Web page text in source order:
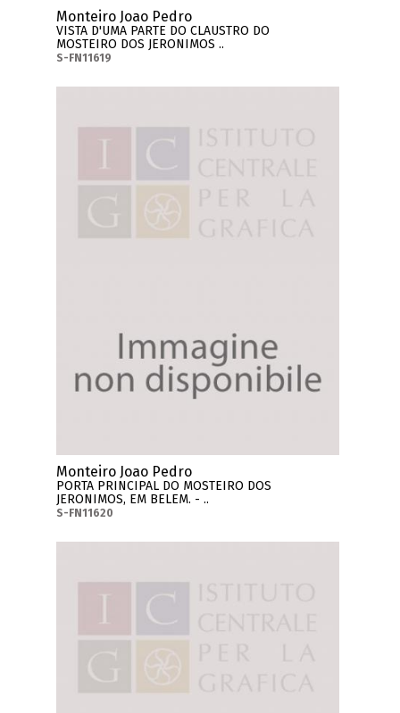
Monteiro Joao Pedro
VISTA D'UMA PARTE DO CLAUSTRO DO
MOSTEIRO DOS JERONIMOS ..
S-FN11619
Monteiro Joao Pedro
PORTA PRINCIPAL DO MOSTEIRO DOS
JERONIMOS, EM BELEM. - ..
S-FN11620